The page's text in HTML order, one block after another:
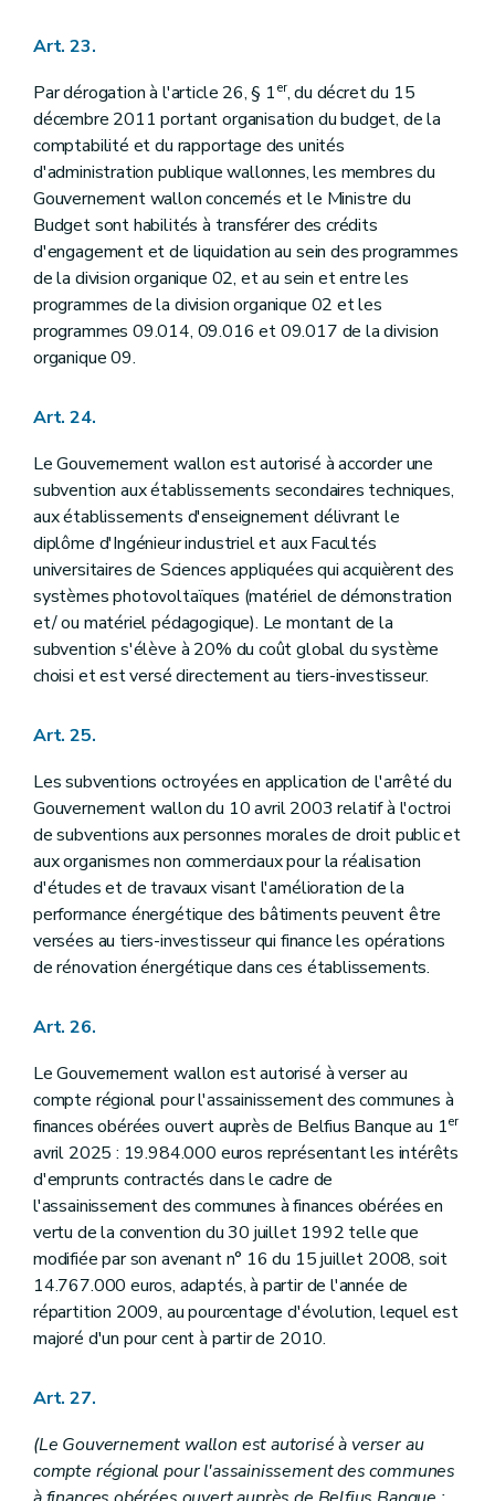
Art. 23.
Par dérogation à l'article 26, § 1er, du décret du 15
décembre 2011 portant organisation du budget, de la
comptabilité et du rapportage des unités
d'administration publique wallonnes, les membres du
Gouvernement wallon concernés et le Ministre du
Budget sont habilités à transférer des crédits
d'engagement et de liquidation au sein des programmes
de la division organique 02, et au sein et entre les
programmes de la division organique 02 et les
programmes 09.014, 09.016 et 09.017 de la division
organique 09.
Art. 24.
Le Gouvernement wallon est autorisé à accorder une
subvention aux établissements secondaires techniques,
aux établissements d'enseignement délivrant le
diplôme d'Ingénieur industriel et aux Facultés
universitaires de Sciences appliquées qui acquièrent des
systèmes photovoltaïques (matériel de démonstration
et/ ou matériel pédagogique). Le montant de la
subvention s'élève à 20% du coût global du système
choisi et est versé directement au tiers-investisseur.
Art. 25.
Les subventions octroyées en application de l'arrêté du
Gouvernement wallon du 10 avril 2003 relatif à l'octroi
de subventions aux personnes morales de droit public et
aux organismes non commerciaux pour la réalisation
d'études et de travaux visant l'amélioration de la
performance énergétique des bâtiments peuvent être
versées au tiers-investisseur qui finance les opérations
de rénovation énergétique dans ces établissements.
Art. 26.
Le Gouvernement wallon est autorisé à verser au
compte régional pour l'assainissement des communes à
finances obérées ouvert auprès de Belfius Banque au 1er
avril 2025 : 19.984.000 euros représentant les intérêts
d'emprunts contractés dans le cadre de
l'assainissement des communes à finances obérées en
vertu de la convention du 30 juillet 1992 telle que
modifiée par son avenant n° 16 du 15 juillet 2008, soit
14.767.000 euros, adaptés, à partir de l'année de
répartition 2009, au pourcentage d'évolution, lequel est
majoré d'un pour cent à partir de 2010.
Art. 27.
(Le Gouvernement wallon est autorisé à verser au
compte régional pour l'assainissement des communes